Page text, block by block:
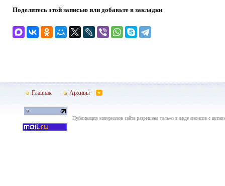
Поделитесь этой записью или добавьте в закладки
Главная Архивы
Публикация материалов сайта разрешена только в виде анонсов с